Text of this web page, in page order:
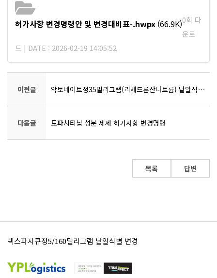
허가사항 변경명령안 및 변경대비표-.hwpx (66.9K)0회 다
운로
드 | DATE : 2026-02-19 14:05:52
이전글 악토네이트정35밀리그램(리세드론산나트륨) 낱알식별 표시 변경 안내.
다음글 토파시티닙 성분 제제 허가사항 변경명령
목록 답변
렉스파지큐정5/160밀리그램 낱알식별 변경